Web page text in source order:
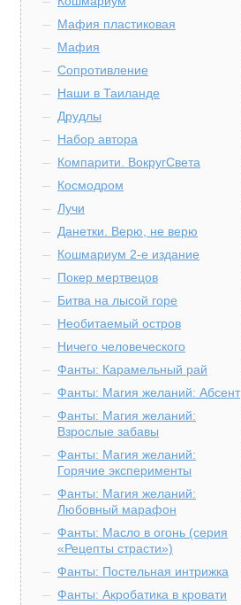
Мафия пластиковая
Мафия
Сопротивление
Наши в Таиланде
Друдлы
Набор автора
Компарити. ВокругСвета
Космодром
Лучи
Данетки. Верю, не верю
Кошмариум 2-е издание
Покер мертвецов
Битва на лысой горе
Необитаемый остров
Ничего человеческого
Фанты: Карамельный рай
Фанты: Магия желаний: Абсент
Фанты: Магия желаний:
Взрослые забавы
Фанты: Магия желаний:
Горячие эксперименты
Фанты: Магия желаний:
Любовный марафон
Фанты: Масло в огонь (серия
«Рецепты страсти»)
Фанты: Постельная интрижка
Фанты: Акробатика в кровати